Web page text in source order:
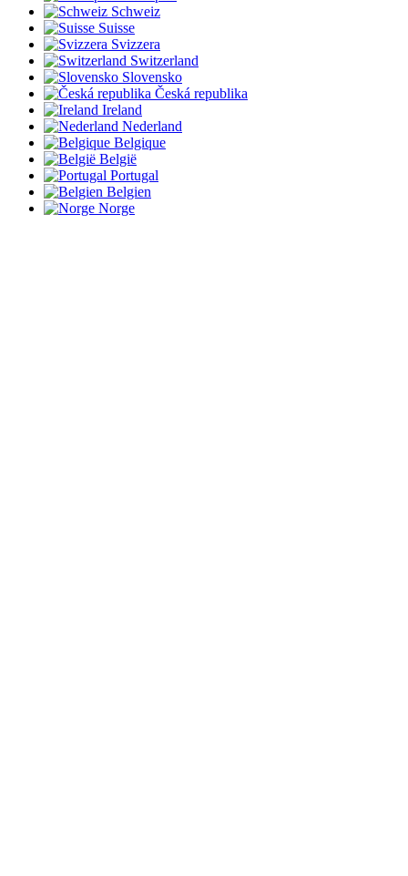
Schweiz
Suisse
Svizzera
Switzerland
Slovensko
Česká republika
Ireland
Nederland
Belgique
België
Portugal
Belgien
Norge